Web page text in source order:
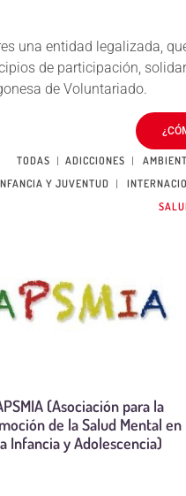
una entidad legalizada,
de participación,
de Voluntariado.
TODAS ADICCIONES
Y JUVENTUD
(Asociación para la
de la Salud Mental en
Infancia y Adolescencia)